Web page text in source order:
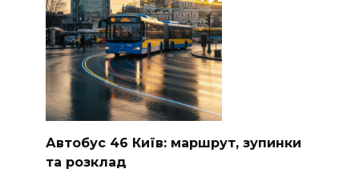
Автобус 46 Київ: маршрут, зупинки
та розклад